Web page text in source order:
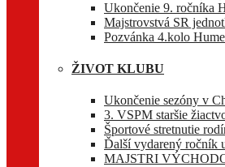
Ukončenie 9. ročníka
Majstrovstvá SR
Pozvánka 4.kolo
ŽIVOT KLUBU
Ukončenie sezóny v
3. VSPM staršie
Športové stretnutie
Ďalší vydarený ročník
MAJSTRI